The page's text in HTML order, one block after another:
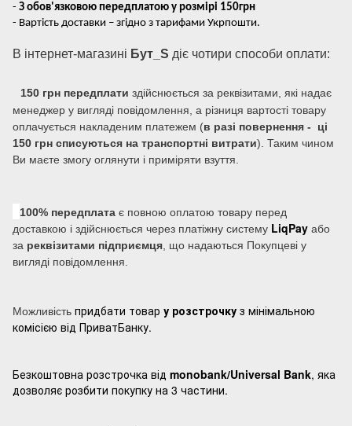
- З обов'язковою передплатою у розмірі 150грн
- Вартість доставки – згідно з тарифами Укрпошти.
В інтернет-магазині Бут_S діє чотири способи оплати:
150 грн передплати здійснюється за реквізитами, які надає
менеджер у вигляді повідомлення, а різниця вартості товару
оплачується накладеним платежем (в разі повернення - ці
150 грн списуються на транспортні витрати). Таким чином
Ви маєте змогу оглянути і приміряти взуття.
100% передплата є повною оплатою товару перед
доставкою і здійснюється через платіжну систему LiqPay або
за реквізитами підприємця , що надаються Покупцеві у
вигляді повідомлення.
Можливість придбати товар у розстрочку з мінімальною
комісією від ПриватБанку.
Безкоштовна розстрочка від monobank/Universal Bank, яка
дозволяє розбити покупку на 3 частини.